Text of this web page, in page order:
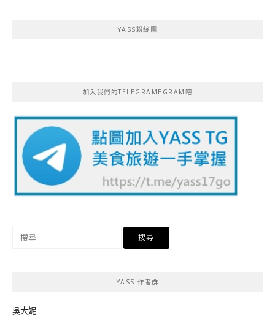
YASS粉絲團
加入我們的TELEGRAMEGRAM吧
YASS 作者群
吳大妮